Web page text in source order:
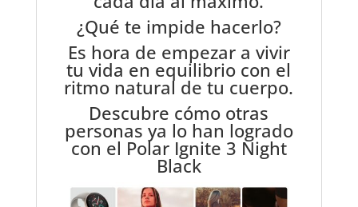
¿Qué te impide hacerlo?
Es hora de empezar a vivir
tu vida en equilibrio con el
ritmo natural de tu cuerpo.
Descubre cómo otras
personas ya lo han logrado
con el Polar Ignite 3 Night
Black